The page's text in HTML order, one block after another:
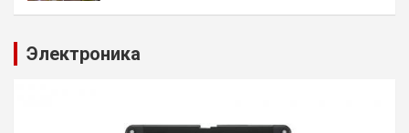
Электроника